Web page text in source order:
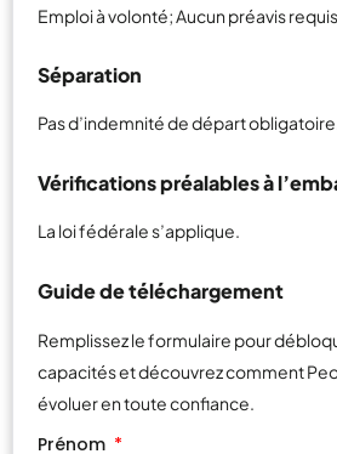
Emploi à volonté; Aucun préavis
Séparation
Pas d’indemnité de départ
Vérifications préalables à
La loi fédérale s’applique.
Guide de téléchargement
Remplissez le formulaire pour
capacités et découvrez comment
évoluer en toute confiance.
Prénom